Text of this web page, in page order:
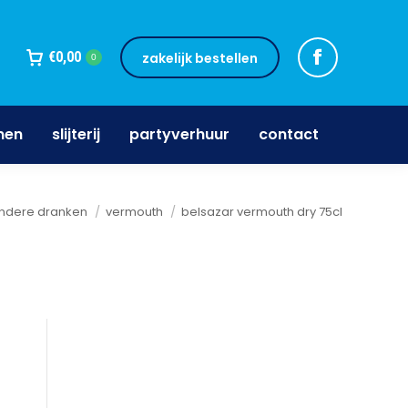
€0,00 0 zakelijk bestellen
slijterij partyverhuur contact
dranken vermouth belsazar vermouth dry 75cl